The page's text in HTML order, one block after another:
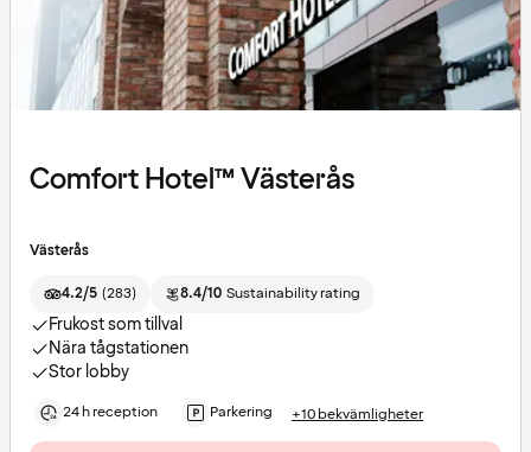
Comfort Hotel™ Västerås
Västerås
4.2/5 (283) 8.4/10 Sustainability rating
Frukost som tillval
Nära tågstationen
Stor lobby
24 h reception Parkering +10 bekvämligheter